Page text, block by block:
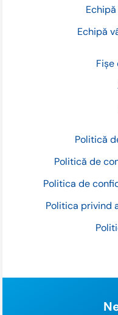
Politică
Politică de
Politica de
Politica privind
Echipă